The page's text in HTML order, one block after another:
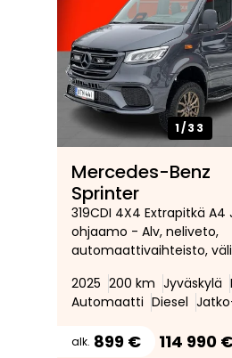
1/33
Mercedes-Benz
Sprinter
319CDI 4X4 Extrapitkä
ohjaamo - Alv, neliveto,
automaattivaihteisto,
n lisälämmitin,
led ajovalot, vetokoukku
2025 200 km Jyväskylä
Automaatti Diesel
alk. 899 € 114 990